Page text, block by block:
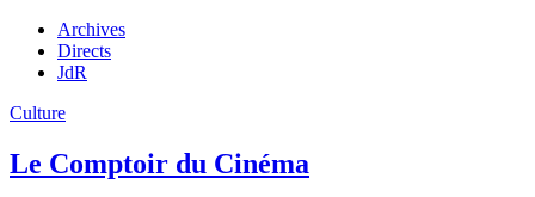
Archives
Directs
JdR
Culture
Le Comptoir du Cinéma